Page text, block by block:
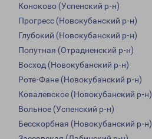
Коноково (Успенский р-н)
Прогресс (Новокубанский р-н)
Глубокий (Новокубанский р-н)
Попутная (Отрадненский р-н)
Восход (Новокубанский р-н)
Роте-Фане (Новокубанский р-н)
Ковалевское (Новокубанский р-н)
Вольное (Успенский р-н)
Бесскорбная (Новокубанский р-н)